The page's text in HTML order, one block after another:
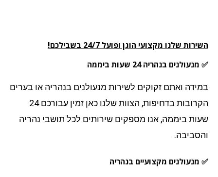
שלנו מקצועי הוגן ופועל 24/7 בשבילכם!
בנהריה 24 שעות ביממה
ואתם זקוקים לשירות מנעולנים בנהריה או בערים
הקרובות בדחיפות, הצוות שלנו כאן זמין עבורכם 24
ביממה, אנו מספקים שירותים לכל תושבי נהריה
מקצועיים בנהריה